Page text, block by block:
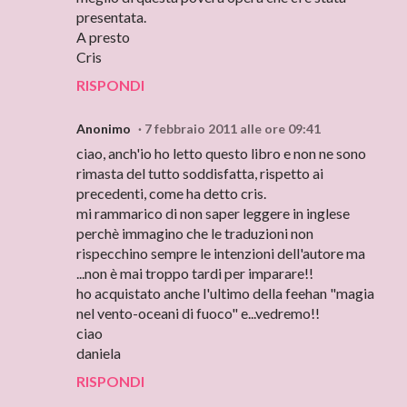
presentata.
A presto
Cris
RISPONDI
Anonimo 7 febbraio 2011 alle ore 09:41
ciao, anch'io ho letto questo libro e non ne sono
rimasta del tutto soddisfatta, rispetto ai
precedenti, come ha detto cris.
mi rammarico di non saper leggere in inglese
perchè immagino che le traduzioni non
rispecchino sempre le intenzioni dell'autore ma
...non è mai troppo tardi per imparare!!
ho acquistato anche l'ultimo della feehan "magia
nel vento-oceani di fuoco" e...vedremo!!
ciao
daniela
RISPONDI